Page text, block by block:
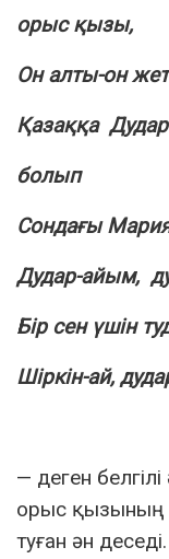
орыс қызы,
Он алты-он
Қазаққа
болып
Сондағы
Дудар-айым,
Бір сен үшін
Шіркін-ай,
— деген
орыс қызының
туған ән